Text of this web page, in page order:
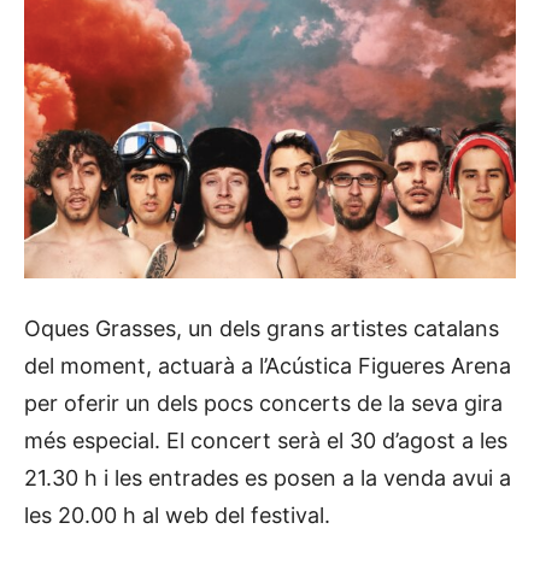
Oques Grasses, un dels grans artistes catalans
del moment, actuarà a l’Acústica Figueres Arena
per oferir un dels pocs concerts de la seva gira
més especial. El concert serà el 30 d’agost a les
21.30 h i les entrades es posen a la venda avui a
les 20.00 h al web del festival.